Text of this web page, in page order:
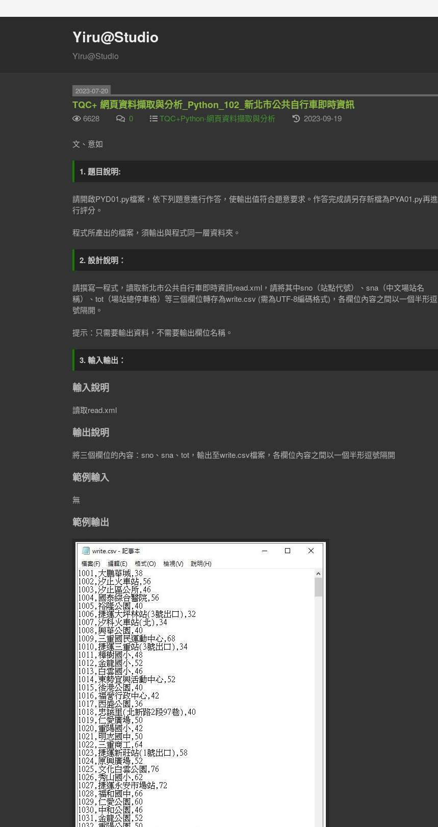
Yiru@Studio
Yiru@Studio
2023-07-20
TQC+ 網頁資料擷取與分析_Python_102_新北市公共自行車即時資訊
6628 0 TQC+Python-網頁資料擷取與分析 2023-09-19
文、意如
1. 題目說明:
請開啟PYD01.py檔案，依下列題意進行作答，使輸出值符合題意要求。作答完成請另存新檔為PYA01.py再進
行評分。
程式所產出的檔案，須輸出與程式同一層資料夾。
2. 設計說明：
請撰寫一程式，讀取新北市公共自行車即時資訊read.xml，請將其中sno（站點代號）、sna（中文場站名
稱）、tot（場站總停車格）等三個欄位轉存為write.csv (需為UTF-8編碼格式)，各欄位內容之間以一個半形逗
號隔開。
提示：只需要輸出資料，不需要輸出欄位名稱。
3. 輸入輸出：
輸入說明
讀取read.xml
輸出說明
將三個欄位的內容：sno、sna、tot，輸出至write.csv檔案，各欄位內容之間以一個半形逗號隔開
範例輸入
無
範例輸出